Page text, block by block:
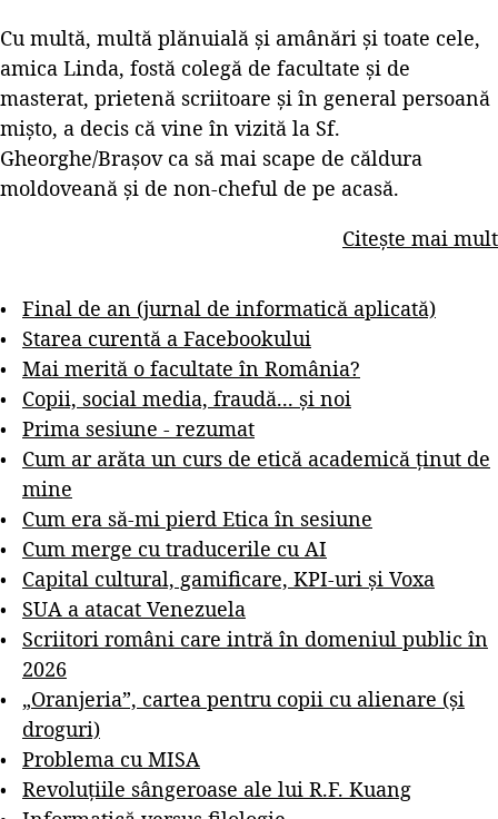
Cu multă, multă plănuială și amânări și toate cele,
amica Linda, fostă colegă de facultate și de
masterat, prietenă scriitoare și în general persoană
mișto, a decis că vine în vizită la Sf.
Gheorghe/Brașov ca să mai scape de căldura
moldoveană și de non-cheful de pe acasă.
Citește mai mult
Final de an (jurnal de informatică aplicată)
Starea curentă a Facebookului
Mai merită o facultate în România?
Copii, social media, fraudă... și noi
Prima sesiune - rezumat
Cum ar arăta un curs de etică academică ținut de
mine
Cum era să-mi pierd Etica în sesiune
Cum merge cu traducerile cu AI
Capital cultural, gamificare, KPI-uri și Voxa
SUA a atacat Venezuela
Scriitori români care intră în domeniul public în
2026
„Oranjeria”, cartea pentru copii cu alienare (și
droguri)
Problema cu MISA
Revoluțiile sângeroase ale lui R.F. Kuang